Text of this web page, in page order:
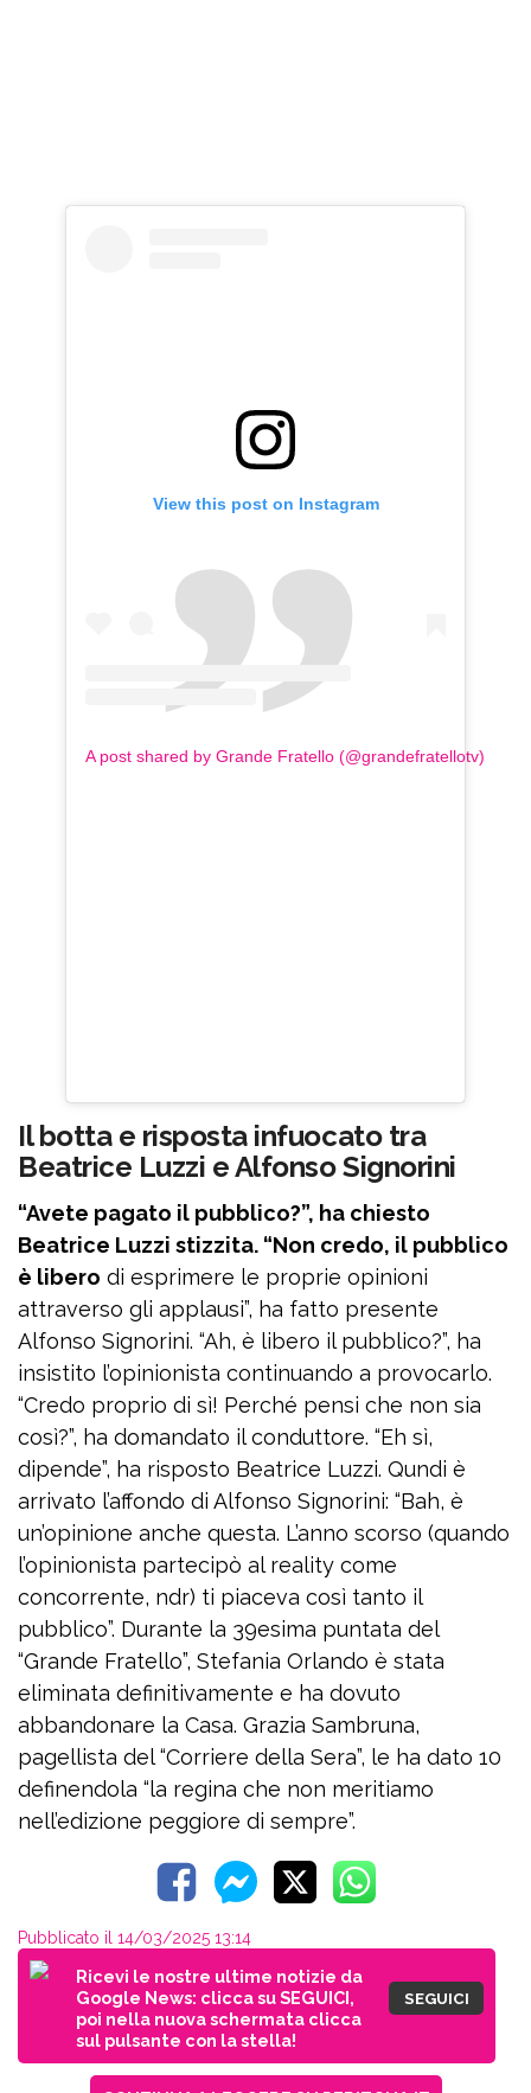
View this post on Instagram
A post shared by Grande Fratello (@grandefratellotv)
Il botta e risposta infuocato tra
Beatrice Luzzi e Alfonso Signorini
“Avete pagato il pubblico?”, ha chiesto
Beatrice Luzzi stizzita. “Non credo, il pubblico
è libero di esprimere le proprie opinioni
attraverso gli applausi”, ha fatto presente
Alfonso Signorini. “Ah, è libero il pubblico?”, ha
insistito l’opinionista continuando a provocarlo.
“Credo proprio di sì! Perché pensi che non sia
così?”, ha domandato il conduttore. “Eh sì,
dipende”, ha risposto Beatrice Luzzi. Qundi è
arrivato l’affondo di Alfonso Signorini: “Bah, è
un’opinione anche questa. L’anno scorso (quando
l’opinionista partecipò al reality come
concorrente, ndr) ti piaceva così tanto il
pubblico”. Durante la 39esima puntata del
“Grande Fratello”, Stefania Orlando è stata
eliminata definitivamente e ha dovuto
abbandonare la Casa. Grazia Sambruna,
pagellista del “Corriere della Sera”, le ha dato 10
definendola “la regina che non meritiamo
nell’edizione peggiore di sempre”.
Pubblicato il 14/03/2025 13:14
Ricevi le nostre ultime notizie da
Google News: clicca su SEGUICI,
poi nella nuova schermata clicca
sul pulsante con la stella!
SEGUICI